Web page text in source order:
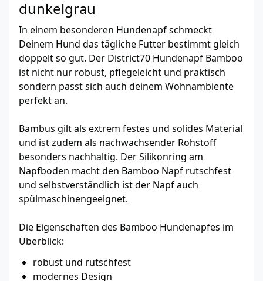
dunkelgrau
In einem besonderen Hundenapf schmeckt
Deinem Hund das tägliche Futter bestimmt gleich
doppelt so gut. Der District70 Hundenapf Bamboo
ist nicht nur robust, pflegeleicht und praktisch
sondern passt sich auch deinem Wohnambiente
perfekt an.
Bambus gilt als extrem festes und solides Material
und ist zudem als nachwachsender Rohstoff
besonders nachhaltig. Der Silikonring am
Napfboden macht den Bamboo Napf rutschfest
und selbstverständlich ist der Napf auch
spülmaschinengeeignet.
Die Eigenschaften des Bamboo Hundenapfes im
Überblick:
robust und rutschfest
modernes Design